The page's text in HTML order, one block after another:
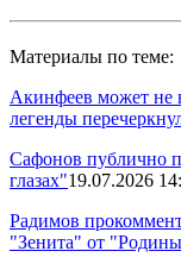
Материалы по теме:
Акинфеев может не
легенды
Сафонов публично
глазах"19.07.2026
Радимов
"Зенита" от